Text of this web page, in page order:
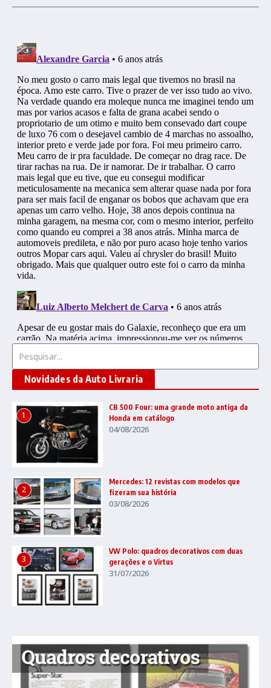
Novidades da Auto Livraria
1
CB 500 Four: uma grande moto antiga da
Honda em catálogo
04/08/2026
2
Mercedes: 12 revistas com modelos que
fizeram sua história
03/08/2026
3
VW Polo: quadros decorativos com duas
gerações e o Virtus
31/07/2026